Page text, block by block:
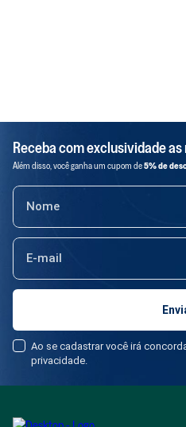
Receba com exclusividade
Além disso, você ganha um cupom de5% de
Ao se cadastrar você irá
privacidade.